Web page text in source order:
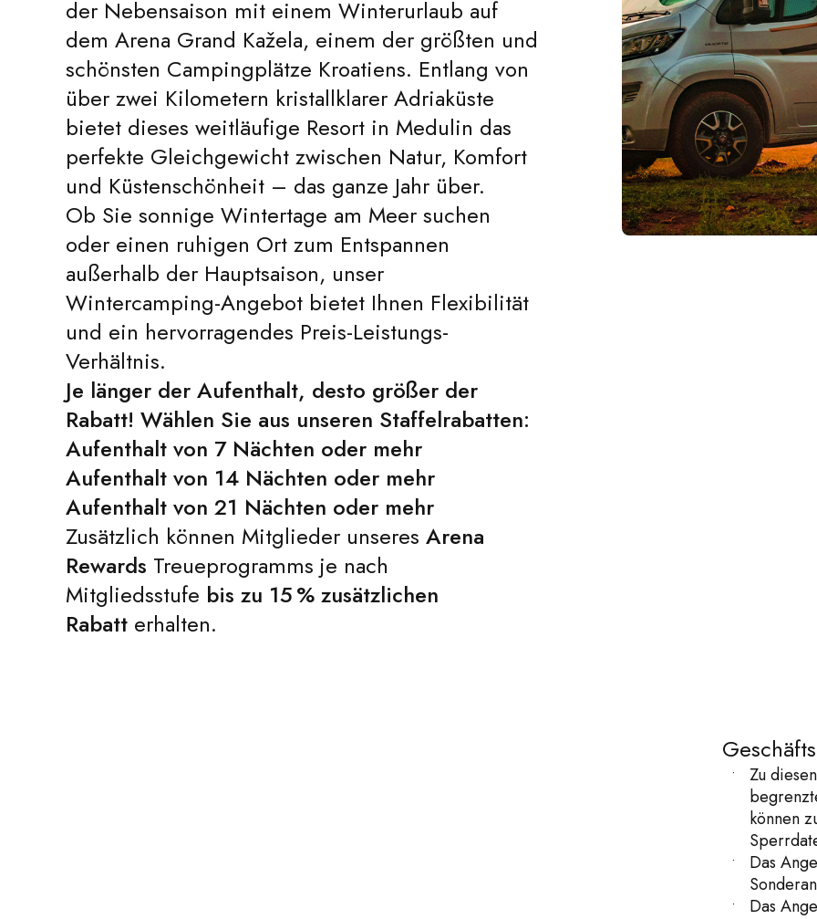
der Nebensaison mit einem Winterurlaub auf
dem Arena Grand Kažela, einem der größten und
schönsten Campingplätze Kroatiens. Entlang von
über zwei Kilometern kristallklarer Adriaküste
bietet dieses weitläufige Resort in Medulin das
perfekte Gleichgewicht zwischen Natur, Komfort
und Küstenschönheit – das ganze Jahr über.
Ob Sie sonnige Wintertage am Meer suchen
oder einen ruhigen Ort zum Entspannen
außerhalb der Hauptsaison, unser
Wintercamping-Angebot bietet Ihnen Flexibilität
und ein hervorragendes Preis-Leistungs-
Verhältnis.
Je länger der Aufenthalt, desto größer der
Rabatt! Wählen Sie aus unseren Staffelrabatten:
Aufenthalt von 7 Nächten oder mehr
Aufenthalt von 14 Nächten oder mehr
Aufenthalt von 21 Nächten oder mehr
Zusätzlich können Mitglieder unseres Arena
Rewards Treueprogramms je nach
Mitgliedsstufe bis zu 15 % zusätzlichen
Rabatt erhalten.
Zu
können
Das
Das